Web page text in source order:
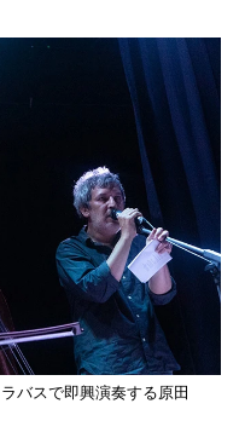
バスで即興演奏する原田